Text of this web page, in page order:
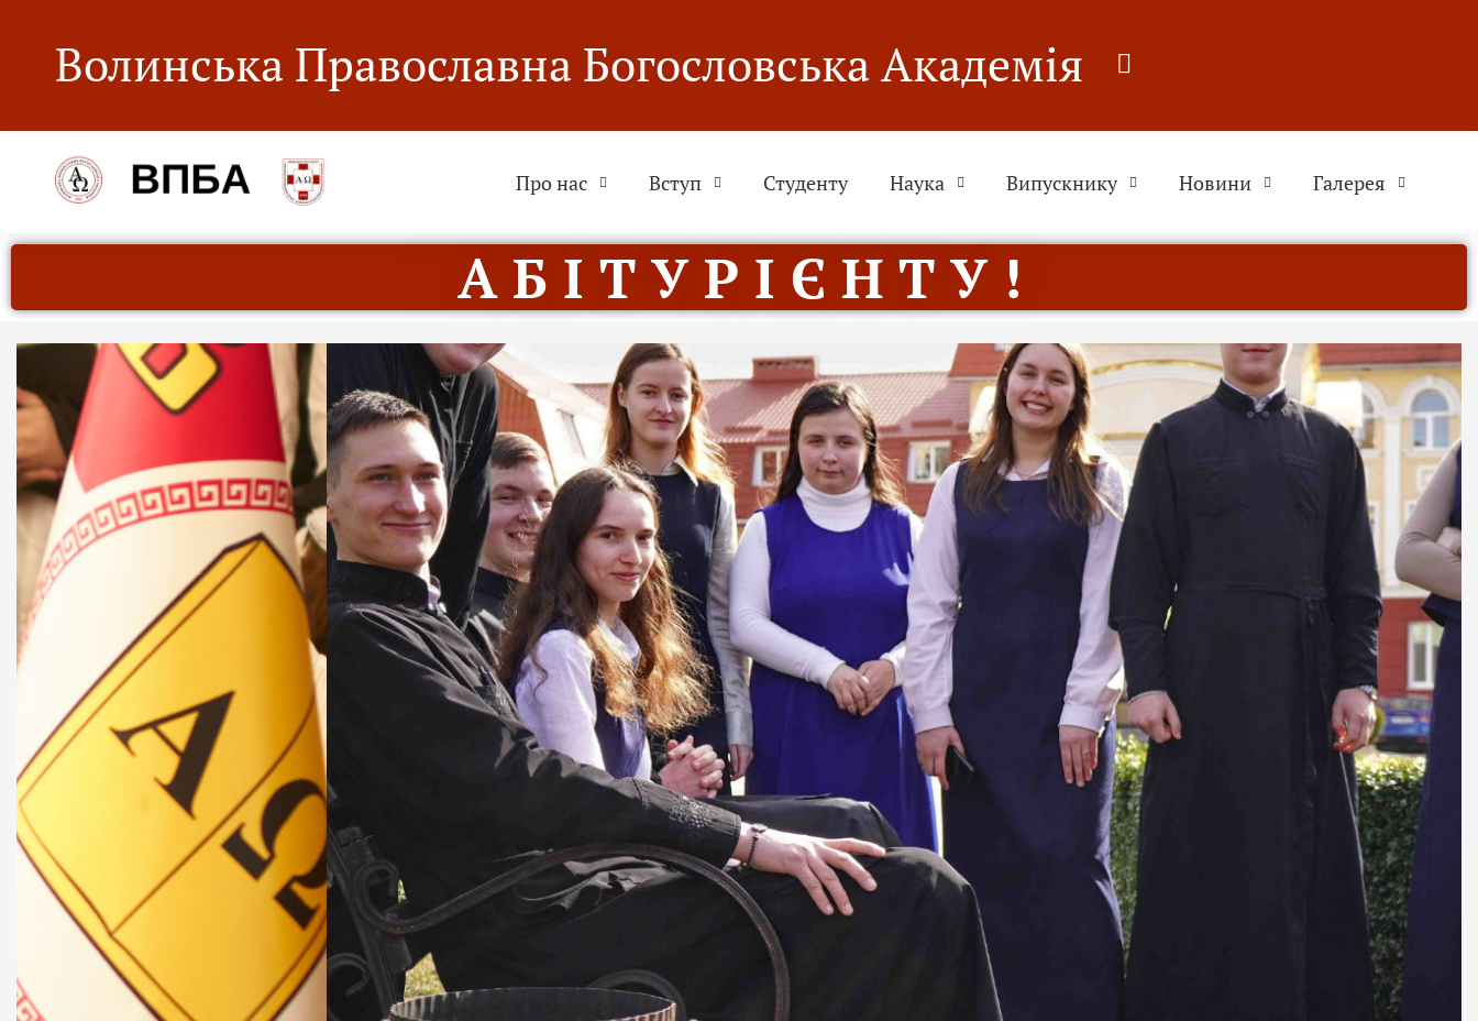
Волинська Православна Богословська Академія
Про нас Вступ Студенту Наука Випускнику Новини Галерея
А Б І Т У Р І Є Н Т У !
ВПБА — спільнота, де
формується покликання